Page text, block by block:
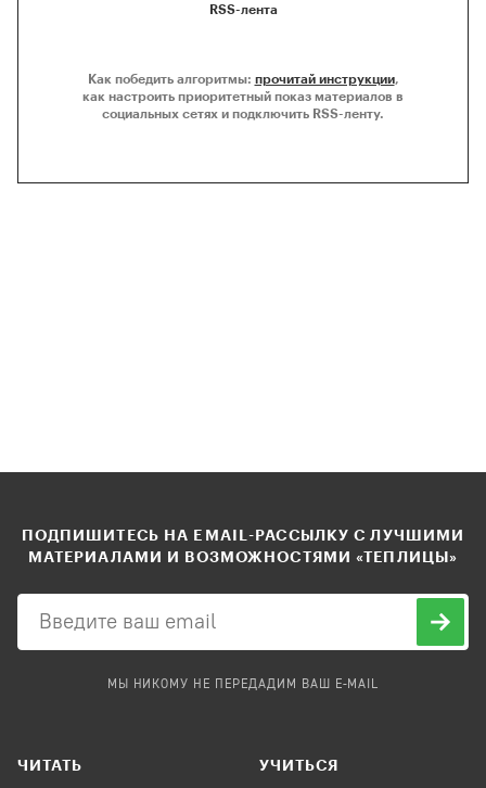
RSS-лента
Как победить алгоритмы: прочитай инструкции,
как настроить приоритетный показ материалов в
социальных сетях и подключить RSS-ленту.
ПОДПИШИТЕСЬ НА EMAIL-РАССЫЛКУ С ЛУЧШИМИ
МАТЕРИАЛАМИ И ВОЗМОЖНОСТЯМИ «ТЕПЛИЦЫ»
МЫ НИКОМУ НЕ ПЕРЕДАДИМ ВАШ E-MAIL
ЧИТАТЬ УЧИТЬСЯ